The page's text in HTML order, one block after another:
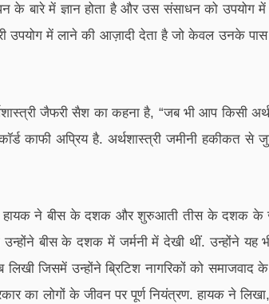
के बारे में ज्ञान होता है और उस संसाधन को उपयोग
उपयोग में लाने की आज़ादी देता है जो केवल उनके पास
जैफरी सैश का कहना है, “जब भी आप किसी
काफी अप्रिय है. अर्थशास्त्री जमीनी हकीकत से
में हायक ने बीस के दशक और शुरुआती तीस के दशक के
उन्होंने बीस के दशक में जर्मनी में देखी थीं. उन्होंने यह
लिखी जिसमें उन्होंने ब्रिटिश नागरिकों को
का लोगों के जीवन पर पूर्ण नियंत्रण. हायक ने